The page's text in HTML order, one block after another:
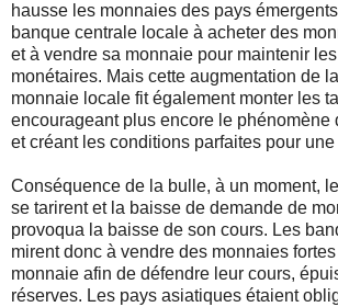
hausse les monnaies des pays
banque centrale locale à acheter des
et à vendre sa monnaie pour maintenir
monétaires. Mais cette augmentation de
monnaie locale fit également monter les
encourageant plus encore le phénomène
et créant les conditions parfaites pour
Conséquence de la bulle, à un moment,
se tarirent et la baisse de demande de
provoqua la baisse de son cours. Les
mirent donc à vendre des monnaies
monnaie afin de défendre leur cours,
réserves. Les pays asiatiques étaient